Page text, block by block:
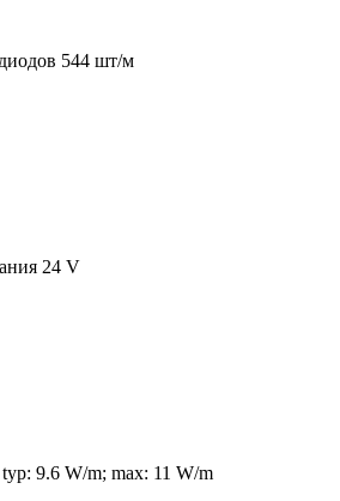
544 шт/м
24 V
typ: 9.6 W/m; max: 11 W/m